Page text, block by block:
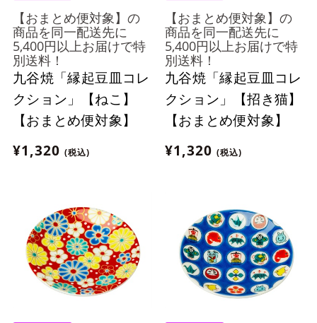
【おまとめ便対象】の
商品を同一配送先に
5,400円以上お届けで特
別送料！
九谷焼「縁起豆皿コレ
クション」【ねこ】
【おまとめ便対象】
¥1,320 (税込)
【おまとめ便対象】の
商品を同一配送先に
5,400円以上お届けで特
別送料！
九谷焼「縁起豆皿コレ
クション」【招き猫】
【おまとめ便対象】
¥1,320 (税込)